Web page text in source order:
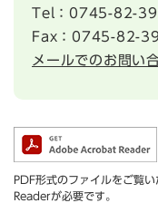
Tel：0745-82-
Fax：0745-82-
メールでのお問い
PDF形式のファイルをご覧
Readerが必要です。